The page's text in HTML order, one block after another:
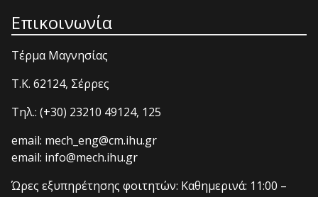
Επικοινωνία
Τέρμα Μαγνησίας
T.K. 62124, Σέρρες
Τηλ.: (+30) 23210 49124, 125
email: mech_eng@cm.ihu.gr
email: info@mech.ihu.gr
Ώρες εξυπηρέτησης φοιτητών: Καθημερινά: 11:00 –